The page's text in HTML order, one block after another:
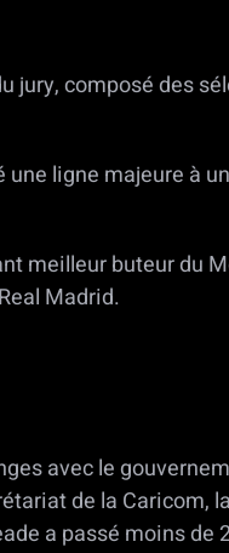
jury, composé des
une ligne majeure à
meilleur buteur du
Madrid.
avec le
de la Caricom,
a passé moins de